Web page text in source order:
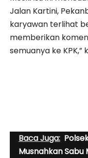
Jalan Kartini,
karyawan terlihat
memberikan
semuanya ke
Baca Juga:
Musnahkan Sabu